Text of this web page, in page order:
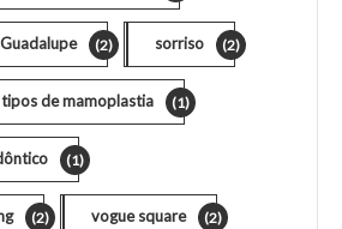
(2) sorriso (2)
tipos de mamoplastia (1)
(1)
(2) vogue square (2)